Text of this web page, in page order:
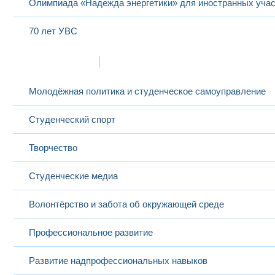
Олимпиада «Надежда энергетики» для иностранных
70 лет УВС
Молодёжная политика и студенческое самоуправление
Студенческий спорт
Творчество
Студенческие медиа
Волонтёрство и забота об окружающей среде
Профессиональное развитие
Развитие надпрофессиональных навыков